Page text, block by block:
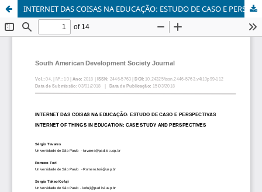
INTERNET DAS COISAS NA EDUCAÇÃO: ESTUDO DE CASO E PERSPECTIVAS